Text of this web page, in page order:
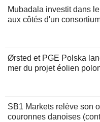
Mubadala investit dans
aux côtés d'un
Ørsted et PGE Polska
mer du projet éolien
SB1 Markets relève son
couronnes danoises